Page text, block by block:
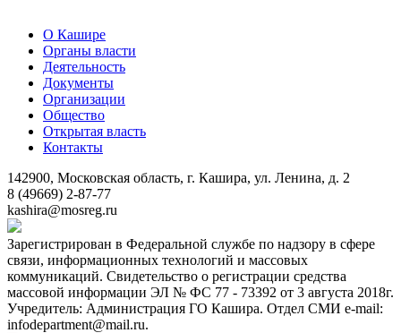
О Кашире
Органы власти
Деятельность
Документы
Организации
Общество
Открытая власть
Контакты
142900, Московская область, г. Кашира, ул. Ленина, д. 2
8 (49669) 2-87-77
kashira@mosreg.ru
Зарегистрирован в Федеральной службе по надзору в сфере
связи, информационных технологий и массовых
коммуникаций. Свидетельство о регистрации средства
массовой информации ЭЛ № ФС 77 - 73392 от 3 августа 2018г.
Учредитель: Администрация ГО Кашира. Отдел СМИ e-mail:
infodepartment@mail.ru.